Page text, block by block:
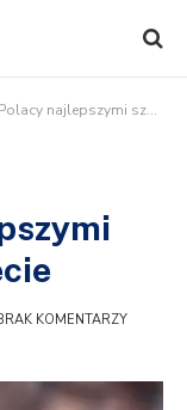
najlepszymi szachistami na świecie
KOMENTARZY